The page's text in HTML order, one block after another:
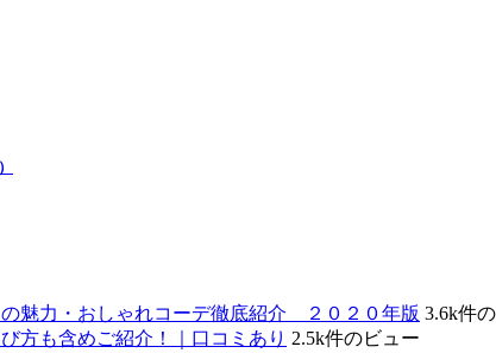
魅力・おしゃれコーデ徹底紹介 ２０２０年版 3.6k件
方も含めご紹介！｜口コミあり 2.5k件のビュー